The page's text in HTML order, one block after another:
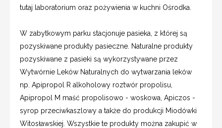
tutaj laboratorium oraz pożywienia w kuchni Ośrodka.
W zabytkowym parku stacjonuje pasieka, z której są
pozyskiwane produkty pasieczne. Naturalne produkty
pozyskiwane z pasieki są wykorzystywane przez
Wytwórnie Leków Naturalnych do wytwarzania leków
np. Apipropol R alkoholowy roztwór propolisu,
Apipropol M maść propolisowo - woskowa, Apiczos -
syrop przeciwkaszlowy a także do produkcji Miodówki
Witosławskiej. Wszystkie te produkty można zakupić w